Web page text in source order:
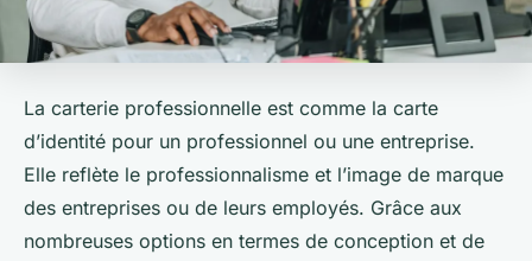
La carterie professionnelle est comme la carte
d’identité pour un professionnel ou une entreprise.
Elle reflète le professionnalisme et l’image de marque
des entreprises ou de leurs employés. Grâce aux
nombreuses options en termes de conception et de